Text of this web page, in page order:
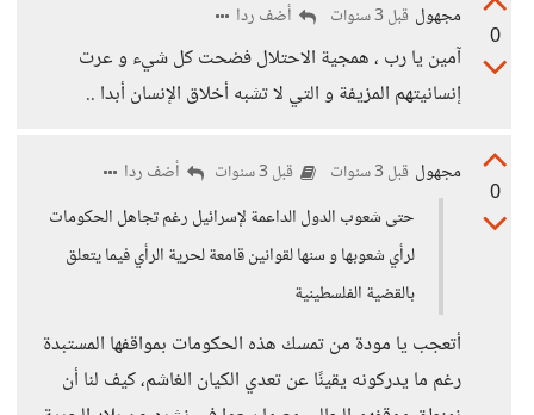
0
مجهول قبل 3 سنوات أضف ردا
آمين يا رب ، همجية الاحتلال فضحت كل شيء و عرت
إنسانيتهم المزيفة و التي لا تشبه أخلاق الإنسان أبدا ..
0
مجهول قبل 3 سنوات قبل 3 سنوات
أضف ردا
حتى شعوب الدول الداعمة لإسرائيل رغم تجاهل الحكومات
لرأي شعوبها و سنها لقوانين قامعة لحرية الرأي فيما يتعلق
بالقضية الفلسطينية
أتعجب يا مودة من تمسك هذه الحكومات بمواقفها المستبدة
رغم ما يدركونه يقينًا عن تعدي الكيان الغاشم، كيف لنا أن